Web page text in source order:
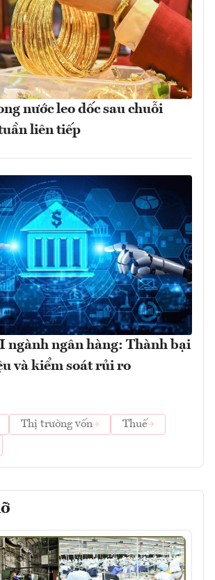
nước leo dốc sau chuỗi
liên tiếp
ngành ngân hàng: Thành bại
và kiểm soát rủi ro
Thị trường vốn
Thuế